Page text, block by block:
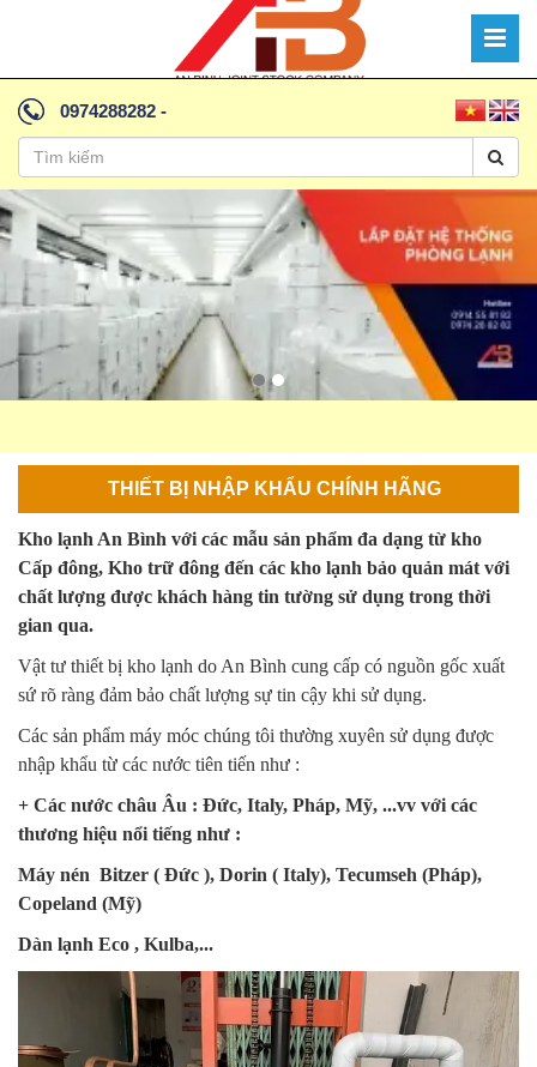
0974288282 -
THIẾT BỊ NHẬP KHẨU CHÍNH HÃNG
Kho lạnh An Bình với các mẫu sản phẩm đa dạng từ kho
Cấp đông, Kho trữ đông đến các kho lạnh bảo quản mát với
chất lượng được khách hàng tin tường sử dụng trong thời
gian qua.
Vật tư thiết bị kho lạnh do An Bình cung cấp có nguồn gốc xuất
sứ rõ ràng đảm bảo chất lượng sự tin cậy khi sử dụng.
Các sản phẩm máy móc chúng tôi thường xuyên sử dụng được
nhập khẩu từ các nước tiên tiến như :
+ Các nước châu Âu : Đức, Italy, Pháp, Mỹ, ...vv với các
thương hiệu nổi tiếng như :
Máy nén Bitzer ( Đức ), Dorin ( Italy), Tecumseh (Pháp),
Copeland (Mỹ)
Dàn lạnh Eco , Kulba,...